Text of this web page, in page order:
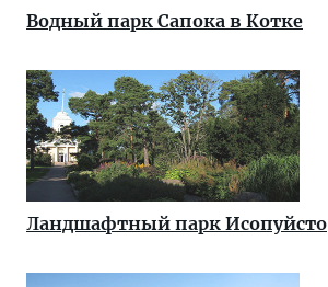
Водный парк Сапока в Котке
Ландшафтный парк Исопуйсто